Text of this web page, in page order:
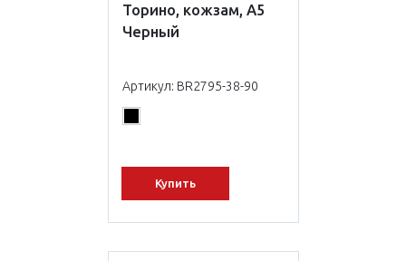
Торино, кожзам, А5
Черный
Артикул: BR2795-38-90
Купить